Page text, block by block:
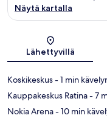
Näytä kartalla
Lähettyvillä
Koskikeskus- 1 min
Kauppakeskus Ratina- 7
Nokia Arena- 10 min